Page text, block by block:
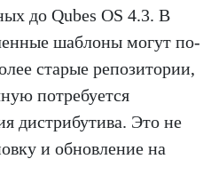
до Qubes OS 4.3. В
шаблоны могут по-
старые репозитории,
потребуется
дистрибутива. Это не
и обновление на